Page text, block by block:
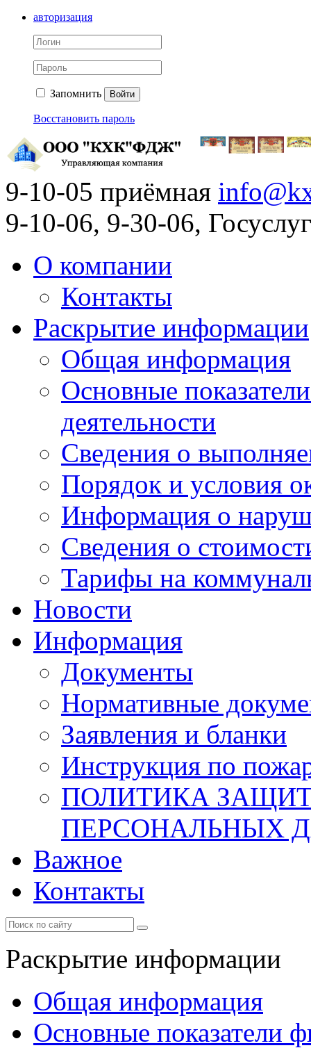
авторизация
Запомнить Войти
Восстановить пароль
9-10-05 приёмная
9-10-06, 9-30-06,
О компании
Контакты
Раскрытие информации
Общая информация
Основные
деятельности
Сведения о
Порядок и условия
Информация о
Сведения о
Тарифы на
Новости
Информация
Документы
Нормативные
Заявления и бланки
Инструкция по
ПОЛИТИКА
ПЕРСОНАЛЬНЫХ
Важное
Контакты
Раскрытие информации
Общая информация
Основные показатели